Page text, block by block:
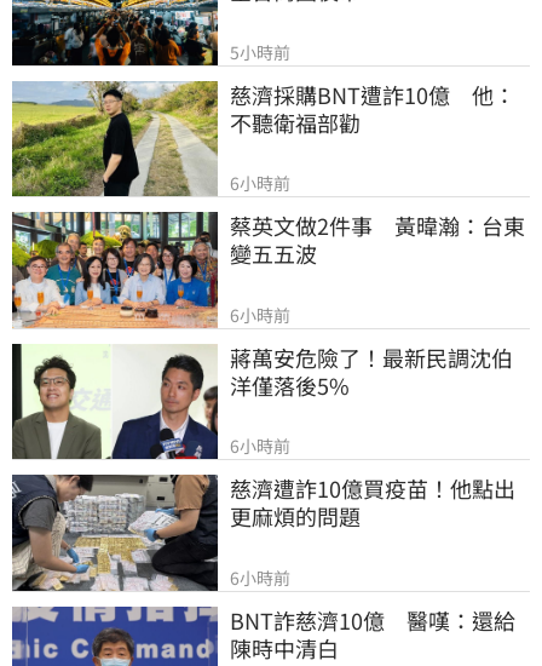
5小時前
慈濟採購BNT遭詐10億　他：
不聽衛福部勸
6小時前
蔡英文做2件事　黃暐瀚：台東
變五五波
6小時前
蔣萬安危險了！最新民調沈伯
洋僅落後5%
6小時前
慈濟遭詐10億買疫苗！他點出
更麻煩的問題
6小時前
BNT詐慈濟10億　醫嘆：還給
陳時中清白